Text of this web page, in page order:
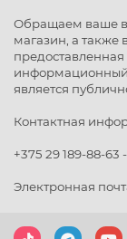
Обращаем ваше
магазин, а также
информационный
является
Контактная
+375 29 189-88-
Электронная